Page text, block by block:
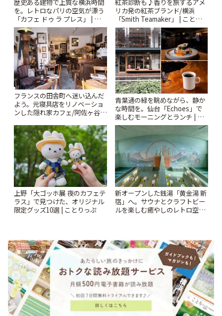
歴史ある建物で上質な横浜時間
を。レトロなパリの空気が漂う
「カフェ ドゥ ラ プレス」 | こと
りっぷ
紅茶診断も♪香りを旅するアメ
リカ発の紅茶ブランド/横浜
「Smith Teamaker」 | ことりっ
ぷ
フランスの田舎町へ迷い込んだ
よう。元寝具店をリノベーショ
ンした隠れ家カフェ/阿佐ヶ谷
brocante」 | ことりっぷ
青葉通の緑を眺めながら、静か
な時間を。仙台「Echoes」で
楽しむモーニングとランチ | こ
とりっぷ
上野「大ゴッホ展 夜のカフェテ
ラス」で見つけた、オリジナル
限定グッズ10選 | ことりっぷ
新オープンした銭湯「黄金湯 新
宿」へ。サウナとクラフトビー
ルを楽しむ癒やしのレトロ空間